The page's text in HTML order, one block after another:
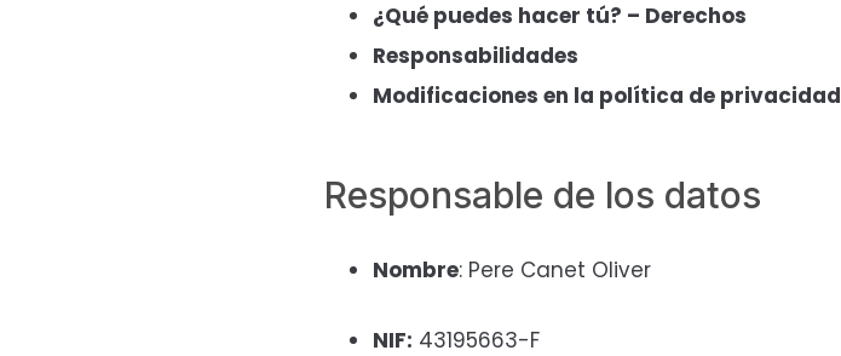
¿Qué puedes hacer tú? – Derechos
Responsabilidades
Modificaciones en la política de privacidad
Responsable de los datos
Nombre: Pere Canet Oliver
NIF: 43195663-F